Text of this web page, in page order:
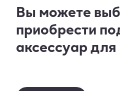
Вы можете
приобрести
аксессуар